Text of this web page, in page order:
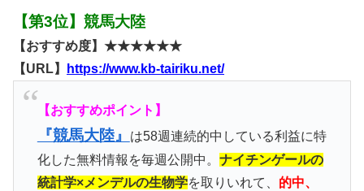
【第3位】競馬大陸
【おすすめ度】★★★★★★
【URL】
https://www.kb-tairiku.net/
【おすすめポイント】
『競馬大陸』
は58週連続的中している利益に特
化した無料情報を毎週公開中。 ナイチンゲールの
統計学×メンデルの生物学を取りいれて、 的中、